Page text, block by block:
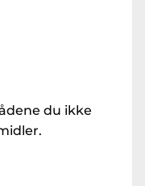
du ikke